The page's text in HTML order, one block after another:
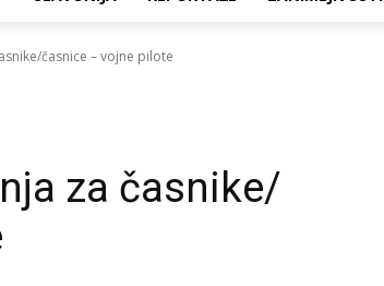
časnice – vojne pilote
za časnike/